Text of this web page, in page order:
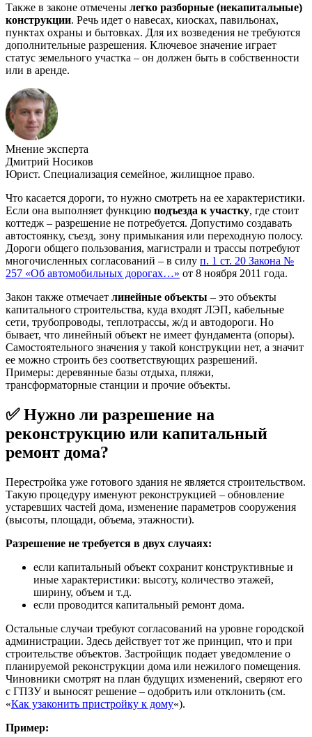
Также в законе отмечены легко разборные (некапитальные)
конструкции. Речь идет о навесах, киосках, павильонах,
пунктах охраны и бытовках. Для их возведения не требуются
дополнительные разрешения. Ключевое значение играет
статус земельного участка – он должен быть в собственности
или в аренде.
Мнение эксперта
Дмитрий Носиков
Юрист. Специализация семейное, жилищное право.
Что касается дороги, то нужно смотреть на ее характеристики.
Если она выполняет функцию подъезда к участку, где стоит
коттедж – разрешение не потребуется. Допустимо создавать
автостоянку, съезд, зону примыкания или переходную полосу.
Дороги общего пользования, магистрали и трассы потребуют
многочисленных согласований – в силу п. 1 ст. 20 Закона №
257 «Об автомобильных дорогах…» от 8 ноября 2011 года.
Закон также отмечает линейные объекты – это объекты
капитального строительства, куда входят ЛЭП, кабельные
сети, трубопроводы, теплотрассы, ж/д и автодороги. Но
бывает, что линейный объект не имеет фундамента (опоры).
Самостоятельного значения у такой конструкции нет, а значит
ее можно строить без соответствующих разрешений.
Примеры: деревянные базы отдыха, пляжи,
трансформаторные станции и прочие объекты.
✅ Нужно ли разрешение на
реконструкцию или капитальный
ремонт дома?
Перестройка уже готового здания не является строительством.
Такую процедуру именуют реконструкцией – обновление
устаревших частей дома, изменение параметров сооружения
(высоты, площади, объема, этажности).
Разрешение не требуется в двух случаях:
если капитальный объект сохранит конструктивные и
иные характеристики: высоту, количество этажей,
ширину, объем и т.д.
если проводится капитальный ремонт дома.
Остальные случаи требуют согласований на уровне городской
администрации. Здесь действует тот же принцип, что и при
строительстве объектов. Застройщик подает уведомление о
планируемой реконструкции дома или нежилого помещения.
Чиновники смотрят на план будущих изменений, сверяют его
с ГПЗУ и выносят решение – одобрить или отклонить (см.
«Как узаконить пристройку к дому«).
Пример: